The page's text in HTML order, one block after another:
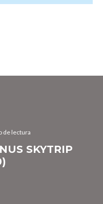
de lectura
SKYTRIP